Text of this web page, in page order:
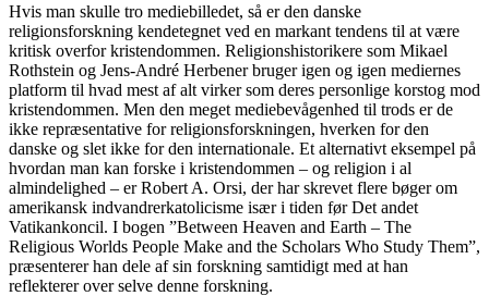
Hvis man skulle tro mediebilledet, så er den danske
religionsforskning kendetegnet ved en markant tendens til at være
kritisk overfor kristendommen. Religionshistorikere som Mikael
Rothstein og Jens-André Herbener bruger igen og igen mediernes
platform til hvad mest af alt virker som deres personlige korstog mod
kristendommen. Men den meget mediebevågenhed til trods er de
ikke repræsentative for religionsforskningen, hverken for den
danske og slet ikke for den internationale. Et alternativt eksempel på
hvordan man kan forske i kristendommen – og religion i al
almindelighed – er Robert A. Orsi, der har skrevet flere bøger om
amerikansk indvandrerkatolicisme især i tiden før Det andet
Vatikankoncil. I bogen ”Between Heaven and Earth – The
Religious Worlds People Make and the Scholars Who Study Them”,
præsenterer han dele af sin forskning samtidigt med at han
reflekterer over selve denne forskning.